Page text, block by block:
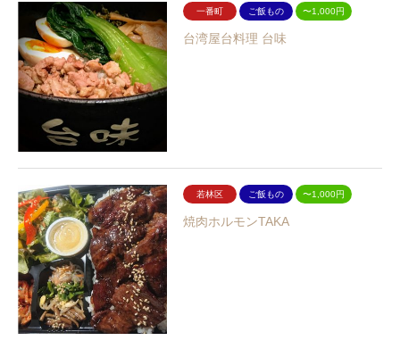
一番町 ご飯もの 〜1,000円
台湾屋台料理 台味
若林区 ご飯もの 〜1,000円
焼肉ホルモンTAKA